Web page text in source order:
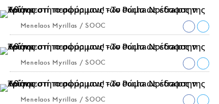
Menelaos Myrillas / SOOC
Menelaos Myrillas / SOOC
Menelaos Myrillas / SOOC